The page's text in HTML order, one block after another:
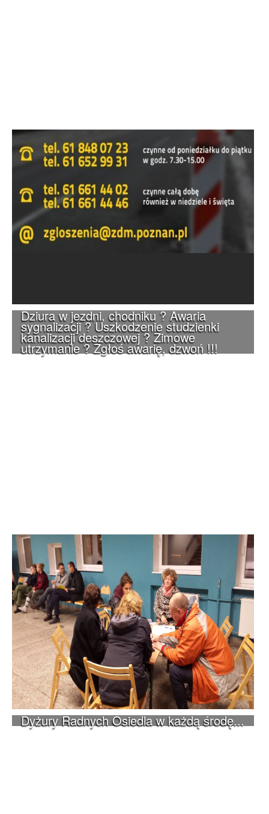
Dziura w jezdni, chodniku ? Awaria
sygnalizacji ? Uszkodzenie studzienki
kanalizacji deszczowej ? Zimowe
utrzymanie ? Zgłoś awarię, dzwoń !!!
Dyżury Radnych Osiedla w każdą środę...